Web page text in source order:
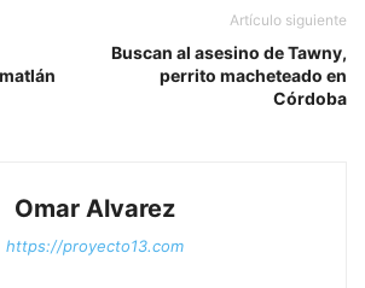
Artículo siguiente
Buscan al asesino de Tawny,
perrito macheteado en
Córdoba
Omar Alvarez
https://proyecto13.com